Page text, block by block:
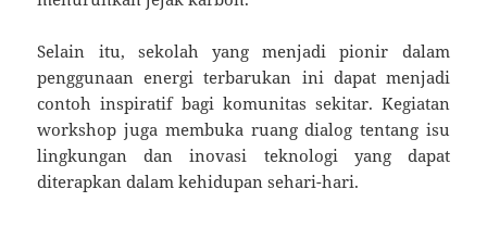
Selain itu, sekolah yang menjadi pionir dalam
penggunaan energi terbarukan ini dapat menjadi
contoh inspiratif bagi komunitas sekitar. Kegiatan
workshop juga membuka ruang dialog tentang isu
lingkungan dan inovasi teknologi yang dapat
diterapkan dalam kehidupan sehari-hari.